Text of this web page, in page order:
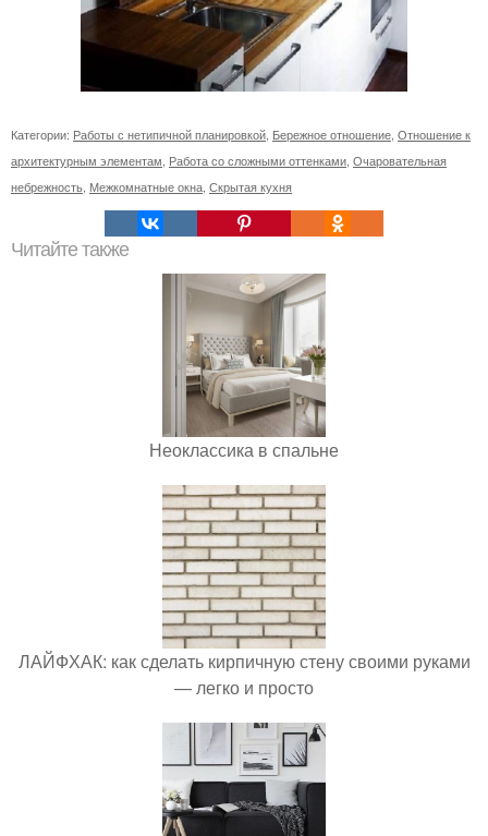
Категории: Работы с нетипичной планировкой Бережное отношение Отношение к
архитектурным элементам Работа со сложными оттенками Очаровательная
небрежность Межкомнатные окна Скрытая кухня
Читайте также
Неоклассика в спальне
ЛАЙФХАК: как сделать кирпичную стену своими руками
— легко и просто